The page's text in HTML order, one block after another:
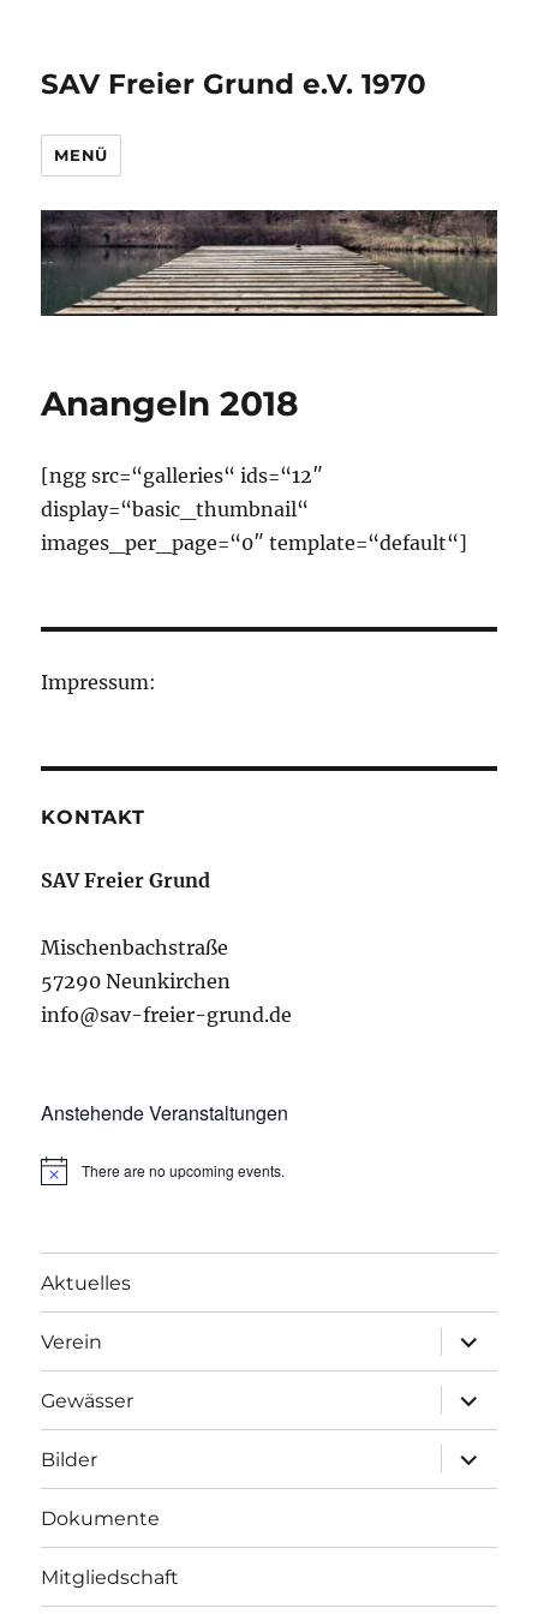
SAV Freier Grund e.V. 1970
MENÜ
Anangeln 2018
[ngg src=“galleries“ ids=“12″
display=“basic_thumbnail“
images_per_page=“0″ template=“default“]
Impressum:
KONTAKT
SAV Freier Grund
Mischenbachstraße
57290 Neunkirchen
info@sav-freier-grund.de
Anstehende Veranstaltungen
There are no upcoming events.
Aktuelles
Verein
anzeigen
Gewässer
anzeigen
Bilder
anzeigen
Dokumente
Mitgliedschaft